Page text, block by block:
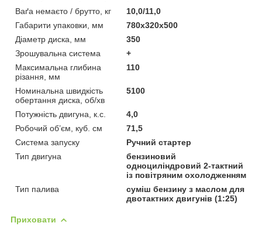
Ваґа немаєто / брутто, кг
10,0/11,0
Габарити упаковки, мм
780х320х500
Діаметр диска, мм
350
Зрошувальна система
+
Максимальна глибина
різання, мм
110
Номинальна швидкість
обертання диска, об/хв
5100
Потужність двигуна, к.с.
4,0
Робочий об’єм, куб. см
71,5
Система запуску
Ручний стартер
Тип двигуна
бензиновий
одноциліндровий 2-тактний
із повітряним охолодженням
Тип палива
суміш бензину з маслом для
двотактних двигунів (1:25)
Приховати